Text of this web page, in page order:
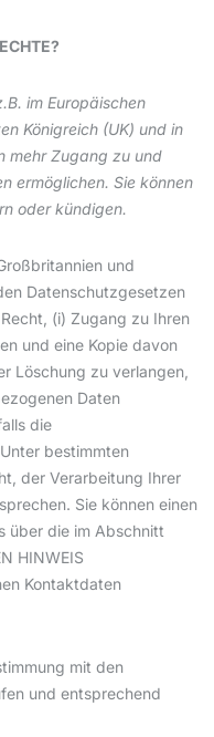
im Europäischen
Königreich (UK) und in
mehr Zugang zu und
ermöglichen. Sie können
oder kündigen.
und
Datenschutzgesetzen
(i) Zugang zu Ihren
und eine Kopie davon
Löschung zu verlangen,
Daten
die
bestimmten
der Verarbeitung Ihrer
Sie können einen
über die im Abschnitt
HINWEIS
Kontaktdaten
mit den
und entsprechend